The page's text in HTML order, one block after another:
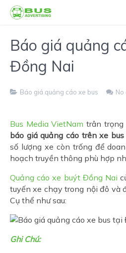
Báo giá quảng
Đồng Nai
Báo giá quảng cáo xe bus No
Bus Media VietNam trân trọng
báo giá quảng cáo trên xe
số lượng xe còn trống để
hoạch truyền thông phù hợp
Quảng cáo xe buýt Đồng Nai
tuyến xe chạy trong nội đô và
Cụ thể như sau:
Ghi Chú: